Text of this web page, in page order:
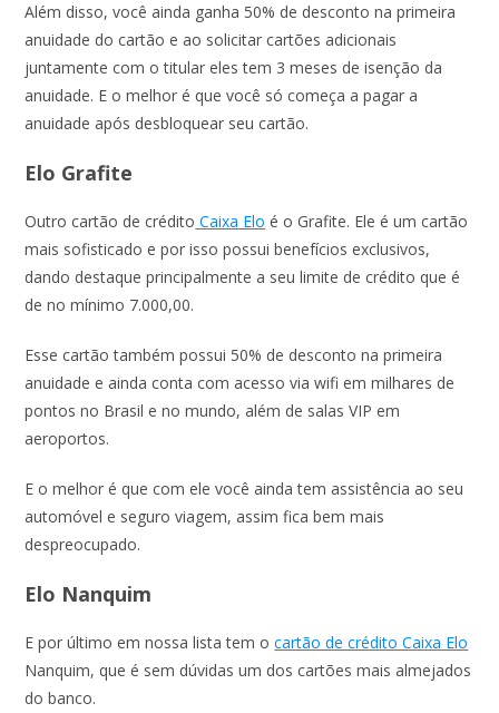
Além disso, você ainda ganha 50% de desconto na primeira
anuidade do cartão e ao solicitar cartões adicionais
juntamente com o titular eles tem 3 meses de isenção da
anuidade. E o melhor é que você só começa a pagar a
anuidade após desbloquear seu cartão.
Elo Grafite
Outro cartão de crédito Caixa Elo é o Grafite. Ele é um cartão
mais sofisticado e por isso possui benefícios exclusivos,
dando destaque principalmente a seu limite de crédito que é
de no mínimo 7.000,00.
Esse cartão também possui 50% de desconto na primeira
anuidade e ainda conta com acesso via wifi em milhares de
pontos no Brasil e no mundo, além de salas VIP em
aeroportos.
E o melhor é que com ele você ainda tem assistência ao seu
automóvel e seguro viagem, assim fica bem mais
despreocupado.
Elo Nanquim
E por último em nossa lista tem ocartão de crédito Caixa Elo
Nanquim, que é sem dúvidas um dos cartões mais almejados
do banco.